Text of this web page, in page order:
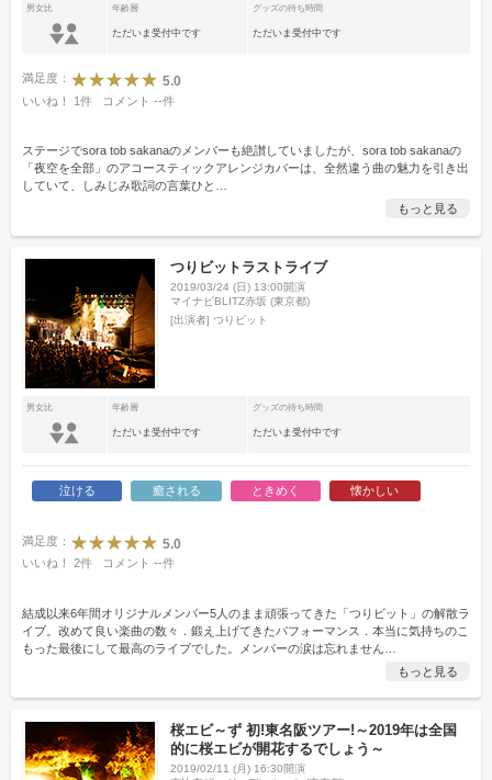
男女比 年齢層 グッズの待ち時間
ただいま受付中です ただいま受付中です
満足度： 5.0
いいね！ 1件 コメント --件
ステージでsora tob sakanaのメンバーも絶讃していましたが、sora tob sakanaの
「夜空を全部」のアコースティックアレンジカバーは、全然違う曲の魅力を引き出
していて、しみじみ歌詞の言葉ひと
もっと見る
つりビットラストライブ
2019/03/24 (日) 13:00開演
マイナビBLITZ赤坂 (東京都)
[出演者]つりビット
男女比 年齢層 グッズの待ち時間
ただいま受付中です ただいま受付中です
泣ける 癒される ときめく 懐かしい
満足度： 5.0
いいね！ 2件 コメント --件
結成以来6年間オリジナルメンバー5人のまま頑張ってきた「つりビット」の解散ラ
イブ。改めて良い楽曲の数々．鍛え上げてきたパフォーマンス．本当に気持ちのこ
もった最後にして最高のライブでした。メンバーの涙は忘れません
もっと見る
桜エビ～ず 初!東名阪ツアー!～2019年は全国
的に桜エビが開花するでしょう～
2019/02/11 (月) 16:30開演